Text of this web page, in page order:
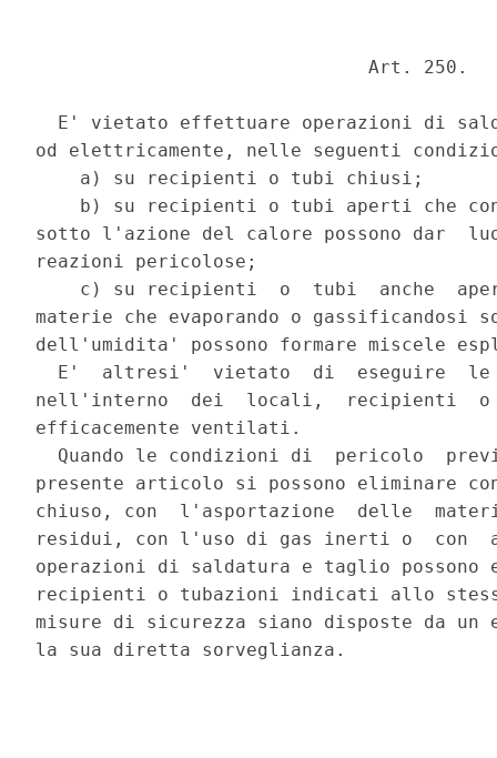
                              Art. 250.
E' vietato effettuare operazioni di
od elettricamente, nelle seguenti
    a) su recipienti o tubi chiusi;
b) su recipienti o tubi aperti che
sotto l'azione del calore possono dar
reazioni pericolose;
c) su recipienti  o  tubi  anche
materie che evaporando o
dell'umidita' possono formare miscele
E'  altresi'  vietato  di  eseguire
nell'interno  dei  locali,  recipienti  o
efficacemente ventilati.
Quando le condizioni di  pericolo
presente articolo si possono eliminare
chiuso, con  l'asportazione  delle
residui, con l'uso di gas inerti o  con
operazioni di saldatura e taglio possono
recipienti o tubazioni indicati allo
misure di sicurezza siano disposte da